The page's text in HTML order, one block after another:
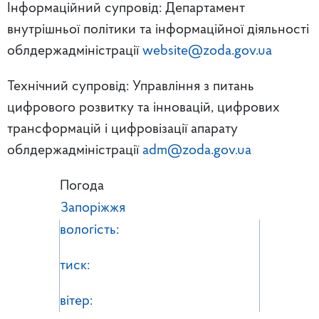
Інформаційний супровід: Департамент
внутрішньої політики та інформаційної діяльності
облдержадміністрації website@zoda.gov.ua
Технічний супровід: Управління з питань
цифрового розвитку та інновацій, цифрових
трансформацій і цифровізації апарату
облдержадміністрації adm@zoda.gov.ua
Погода
Запоріжжя
вологість:
тиск:
вітер: